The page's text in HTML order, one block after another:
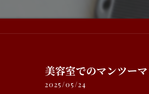
美容室でのマンツー
2025/05/24